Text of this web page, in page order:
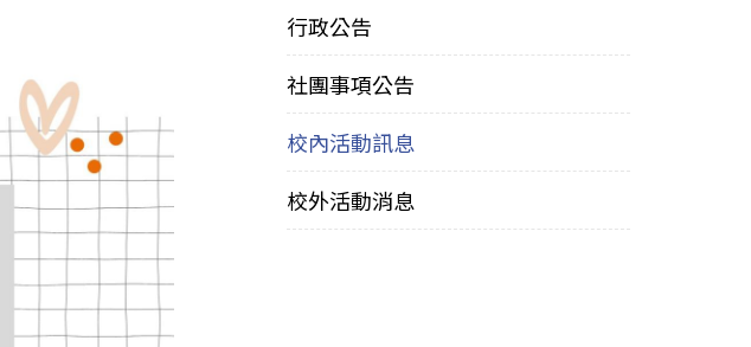
行政公告
社團事項公告
校內活動訊息
校外活動消息